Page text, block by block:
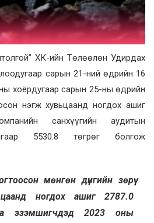
ХК-ийн Төлөөлөн Удирдах
сарын 21-ний өдрийн 16
хоёрдугаар сарын 25-ны өдрийн
нэгж хувьцаанд ногдох ашиг
санхүүгийн аудитын
5530.8 төгрөг болгож
мөнгөн дүнгийн зөрүү
ногдох ашиг 2787.0
эзэмшигчдэд 2023 оны